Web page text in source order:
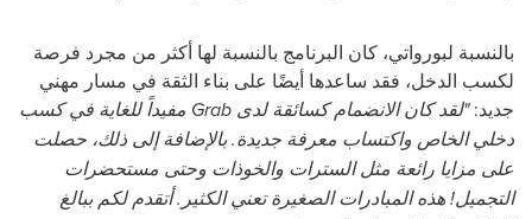
بالنسبة لبورواتي، كان البرنامج بالنسبة لها أكثر من مجرد فرصة
لكسب الدخل، فقد ساعدها أيضًا على بناء الثقة في مسار مهني
جديد:"لقد كان الانضمام كسائقة لدى Grab مفيداً للغاية في كسب
دخلي الخاص واكتساب معرفة جديدة. بالإضافة إلى ذلك، حصلت
على مزايا رائعة مثل السترات والخوذات وحتى مستحضرات
التجميل! هذه المبادرات الصغيرة تعني الكثير. أتقدم لكم ببالغ